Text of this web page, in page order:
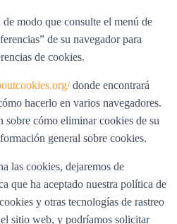
modo que consulte el menú de
de su navegador para
de cookies.
donde encontrará
hacerlo en varios navegadores.
cómo eliminar cookies de su
general sobre cookies.
las cookies, dejaremos de
que ha aceptado nuestra política de
y otras tecnologías de rastreo
sitio web, y podríamos solicitar